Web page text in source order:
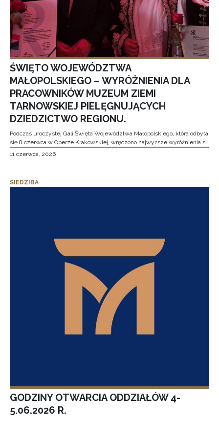
ŚWIĘTO WOJEWÓDZTWA
MAŁOPOLSKIEGO – WYRÓŻNIENIA DLA
PRACOWNIKÓW MUZEUM ZIEMI
TARNOWSKIEJ PIELĘGNUJĄCYCH
DZIEDZICTWO REGIONU.
Podczas uroczystej Gali Święta Województwa Małopolskiego, która odbyła
się 8 czerwca w Operze Krakowskiej, wręczono najwyższe wyróżnienia s
11 czerwca, 2026
SIEDZIBA
GODZINY OTWARCIA ODDZIAŁÓW 4-
5.06.2026 R.